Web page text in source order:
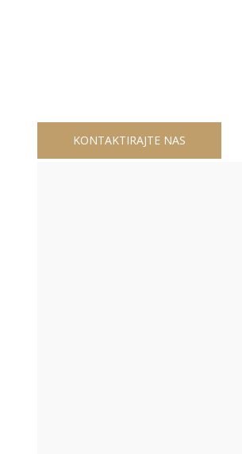
KONTAKTIRAJTE NAS